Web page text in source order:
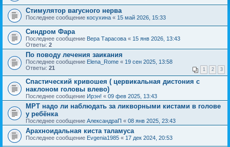
Стимулятор вагусного нерва
Последнее сообщение косухина « 15 май 2026, 15:33
Синдром Фара
Последнее сообщение Вера Тарасова « 15 янв 2026, 13:43
Ответы: 2
По поводу лечения заикания
Последнее сообщение Elena_Rome « 19 сен 2025, 13:58
Ответы: 21 1 2 3
Спастический кривошея ( цервикальная дистония с
наклоном головы влево)
Последнее сообщение Ирэн! « 09 фев 2025, 13:43
МРТ надо ли наблюдать за ликворными кистами в голове
у ребёнка
Последнее сообщение АлександраП « 08 янв 2025, 23:43
Арахноидальная киста таламуса
Последнее сообщение Evgenia1985 « 17 дек 2024, 20:53